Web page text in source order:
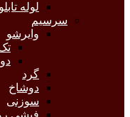
لوله
سرسیم
وایرشو
گرد
دوشاخ
سوزنی
فیشی